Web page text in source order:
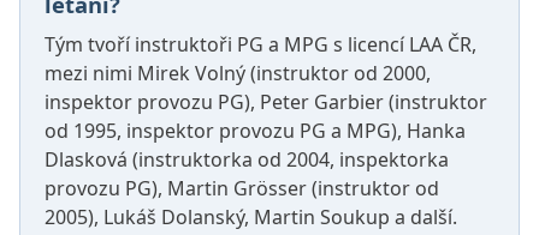
Tým tvoří instruktoři PG a MPG s licencí LAA ČR,
mezi nimi Mirek Volný (instruktor od 2000,
inspektor provozu PG), Peter Garbier (instruktor
od 1995, inspektor provozu PG a MPG), Hanka
Dlasková (instruktorka od 2004, inspektorka
provozu PG), Martin Grösser (instruktor od
2005), Lukáš Dolanský, Martin Soukup a další.